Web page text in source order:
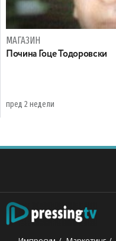
МАГАЗИН
Почина Гоце Тодоровски
пред 2 недели